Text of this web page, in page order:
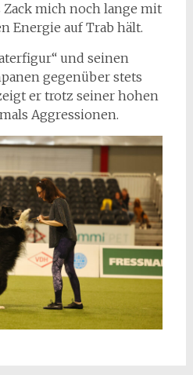
mich noch lange mit
Energie auf Trab hält.
und seinen
gegenüber stets
er trotz seiner hohen
Aggressionen.